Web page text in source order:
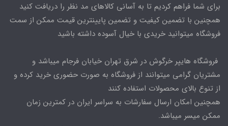
برای شما فراهم کردیم تا به آسانی کالاهای مد نظر را دریافت کنید
همچنین با تضمین کیفیت و تضمین پایینترین قیمت ممکن از سمت
فروشگاه میتوانید خریدی با خیال آسوده داشته باشید
فروشگاه هایپر خرگوش در شرق تهران خیابان فرجام میباشد و
مشتریان گرامی میتوانند از فروشگاه به صورت حضوری خرید کرده و
از تنوع بالای محصولات استفاده کنند
همچنین امکان ارسال سفارشات به سراسر ایران در کمترین زمان
ممکن میسر میباشد.